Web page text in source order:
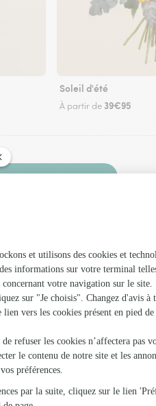
Soleil d'été
À partir de 39€95
Faire livrer des fleurs
à Préfontaines et